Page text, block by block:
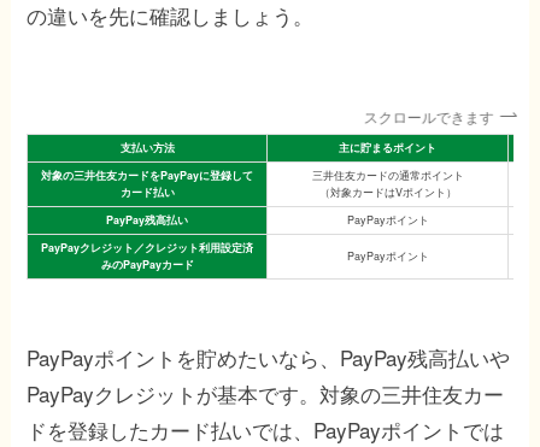
の違いを先に確認しましょう。
スクロールできます
支払い方法
主に貯まるポイント
対象の三井住友カードをPayPayに登録して
カード払い
三井住友カードの通常ポイント
（対象カードはVポイント）
PayPay残高払い
PayPayポイント
PayPayクレジット／クレジット利用設定済
みのPayPayカード
PayPayポイント
PayPayポイントを貯めたいなら、PayPay残高払いや
PayPayクレジットが基本です。対象の三井住友カー
ドを登録したカード払いでは、PayPayポイントでは